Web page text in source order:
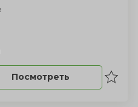
Посмотреть